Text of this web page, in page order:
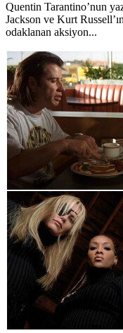
Quentin Tarantino’nun
Jackson ve Kurt
odaklanan aksiyon...